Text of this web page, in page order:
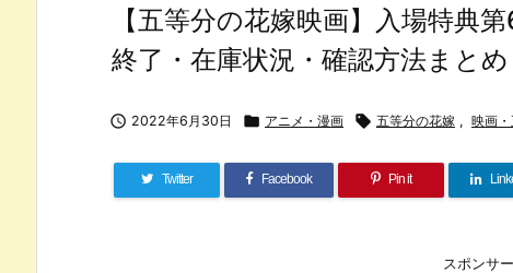
【五等分の花嫁映画】入場特典
終了・在庫状況・確認方法まとめ
 2022年6月30日  アニメ・漫画  五等分の花嫁 , 映画
Twitter Facebook Pin it
スポンサ